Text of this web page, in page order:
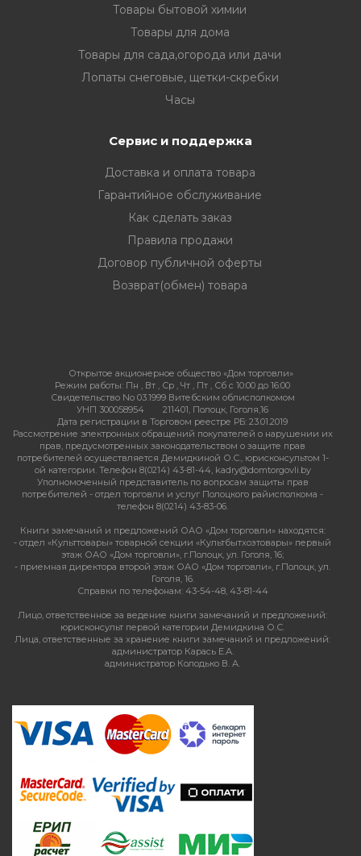
Товары бытовой химии
Товары для дома
Товары для сада,огорода или дачи
Лопаты снеговые, щетки-скребки
Часы
Сервис и поддержка
Доставка и оплата товара
Гарантийное обслуживание
Как сделать заказ
Правила продажи
Договор публичной оферты
Возврат(обмен) товара
Открытое акционерное общество «Дом торговли»
Режим работы: Пн , Вт , Ср , Чт , Пт , Сб c 10:00 до 16:00
Свидетельство No 03.1999 Витебским облисполкомом
УНП 300058954
211401, Полоцк, Гоголя,16
Дата регистрации в Торговом реестре РБ: 23.01.2019
Рассмотрение электронных обращений покупателей о нарушении их
прав, предусмотренных законодательством о защите прав
потребителей осуществляется Демидкиной О.С., юрисконсультом 1-
ой категории. Телефон 8(0214) 43-81-44, kadry@domtorgovli.by
Уполномоченный представитель по вопросам защиты прав
потребителей - отдел торговли и услуг Полоцкого райисполкома -
телефон 8(0214) 43-83-06.
Книги замечаний и предложений ОАО «Дом торговли» находятся:
- отдел «Культтовары» товарной секции «Культбытхозтовары» первый
этаж ОАО «Дом торговли», г.Полоцк, ул. Гоголя, 16;
- приемная директора второй этаж ОАО «Дом торговли», г.Полоцк, ул.
Гоголя, 16.
Справки по телефонам: 43-54-48, 43-81-44
Лицо, ответственное за ведение книги замечаний и предложений:
юрисконсульт первой категории Демидкина О.С.
Лица, ответственные за хранение книги замечаний и предложений:
администратор Карась Е.А.
администратор Колодько В. А.